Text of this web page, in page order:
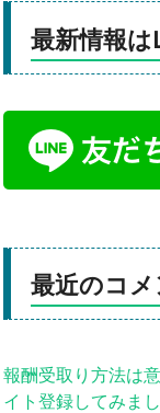
最新情報は
最近のコメ
報酬受取り方法は
イト登録してみま